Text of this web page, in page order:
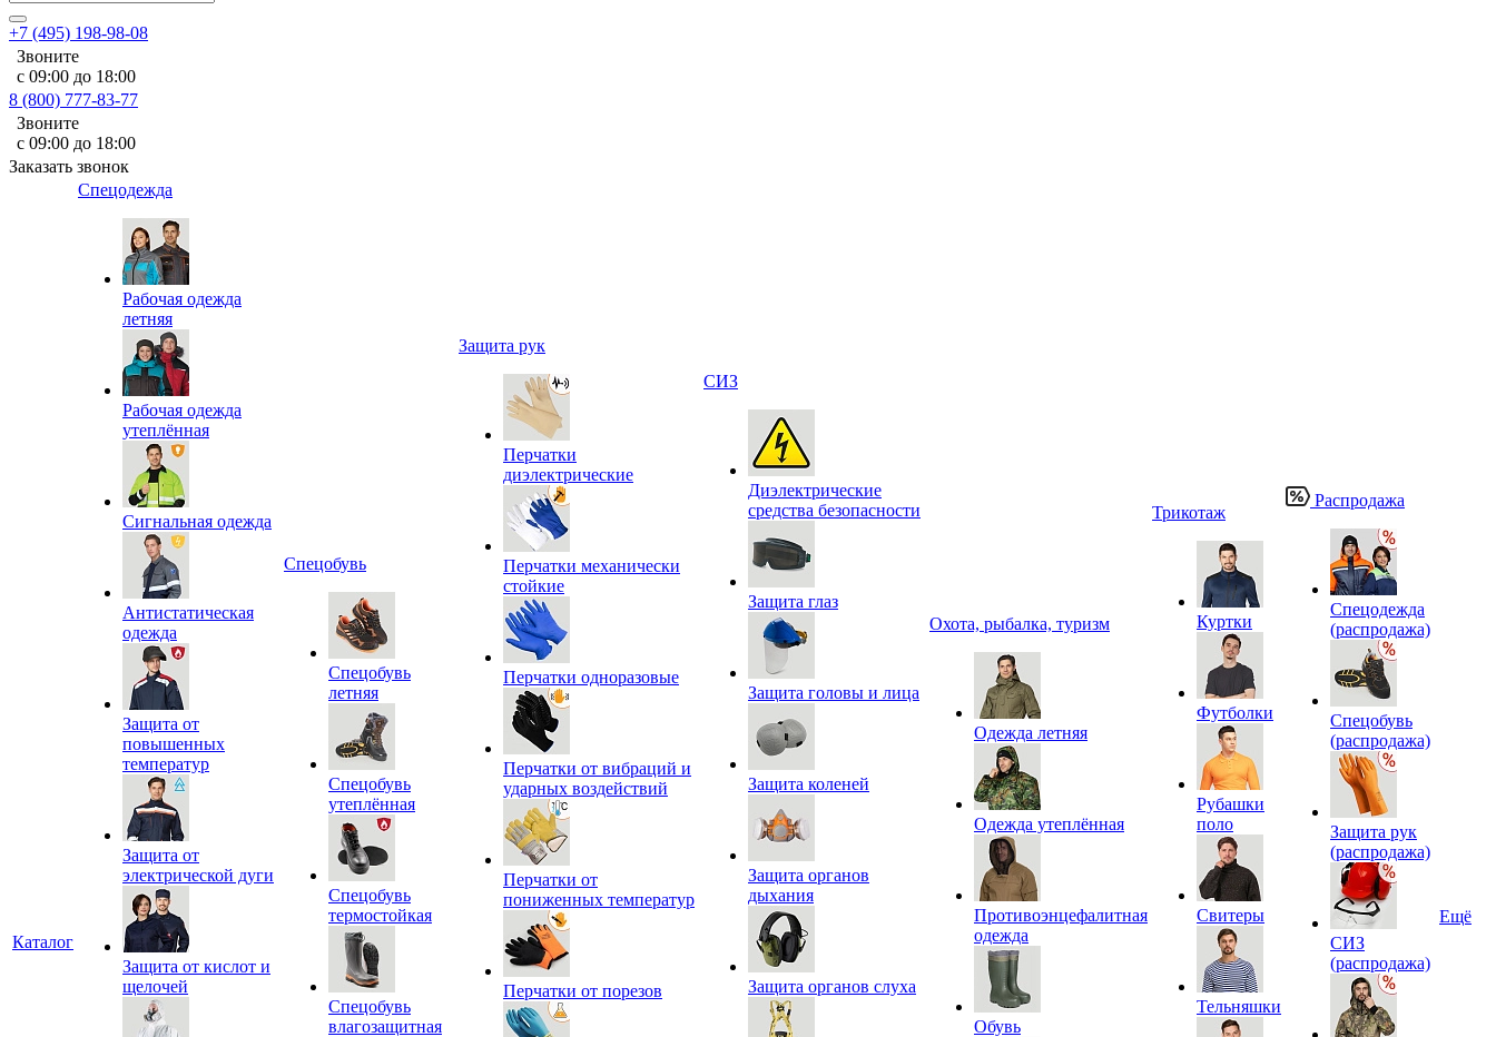
+7 (495) 198-98-08
Звоните
с 09:00 до 18:00
8 (800) 777-83-77
Звоните
с 09:00 до 18:00
Заказать звонок
Каталог
Спецодежда
Рабочая одежда
летняя
Рабочая одежда
утеплённая
Сигнальная одежда
Антистатическая
одежда
Защита от
повышенных
температур
Защита от
электрической дуги
Защита от кислот и
щелочей
Спецобувь
Спецобувь
летняя
Спецобувь
утеплённая
Спецобувь
термостойкая
Спецобувь
влагозащитная
Защита рук
Перчатки
диэлектрические
Перчатки механически
стойкие
Перчатки одноразовые
Перчатки от вибраций и
ударных воздействий
Перчатки от
пониженных температур
Перчатки от порезов
СИЗ
Диэлектрические
средства безопасности
Защита глаз
Защита головы и лица
Защита коленей
Защита органов
дыхания
Защита органов слуха
Охота, рыбалка, туризм
Одежда летняя
Одежда утеплённая
Противоэнцефалитная
одежда
Обувь
Трикотаж
Куртки
Футболки
Рубашки
поло
Свитеры
Тельняшки
Распродажа
Спецодежда
(распродажа)
Спецобувь
(распродажа)
Защита рук
(распродажа)
СИЗ
(распродажа)
Ещё